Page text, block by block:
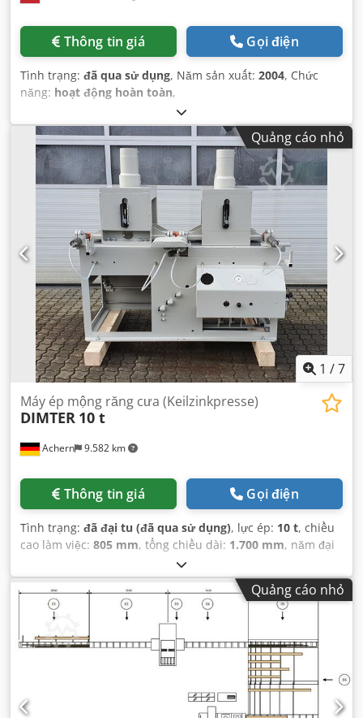
Thông tin giá Gọi điện
Tình trạng: đã qua sử dụng, Năm sản xuất: 2004, Chức
năng: hoạt động hoàn toàn,
Quảng cáo nhỏ
1 /7
Achern 9.582 km
Máy ép mộng răng cưa (Keilzinkpresse)
DIMTER 10 t
Thông tin giá Gọi điện
Tình trạng: đã đại tu (đã qua sử dụng), lực ép: 10 t, chiều
cao làm việc: 805 mm, tổng chiều dài: 1.700 mm, năm đại
Quảng cáo nhỏ